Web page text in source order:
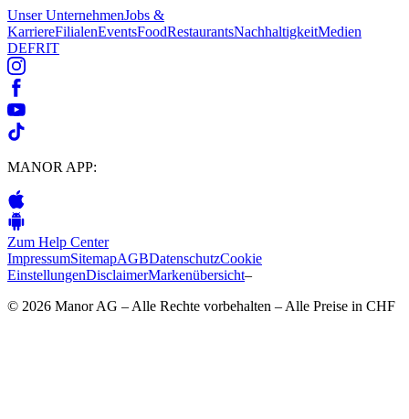
Unser UnternehmenJobs &
KarriereFilialenEventsFoodRestaurantsNachhaltigkeitMedien
DEFRIT
MANOR APP:
Zum Help Center
ImpressumSitemapAGBDatenschutzCookie
EinstellungenDisclaimerMarkenübersicht–
© 2026 Manor AG – Alle Rechte vorbehalten – Alle Preise in CHF